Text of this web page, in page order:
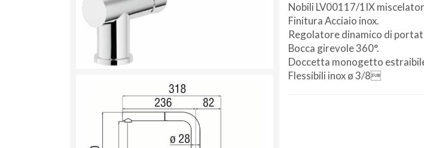
Nobili LV00117/1IX
Finitura Acciaio inox.
Regolatore dinamico di
Bocca girevole 360°.
Doccetta monogetto
Flessibili inox ø 3/8